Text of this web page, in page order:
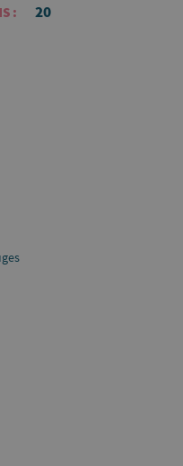
: 20